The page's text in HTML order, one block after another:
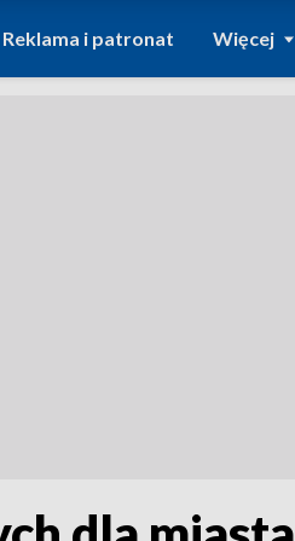
Reklama i patronat Więcej